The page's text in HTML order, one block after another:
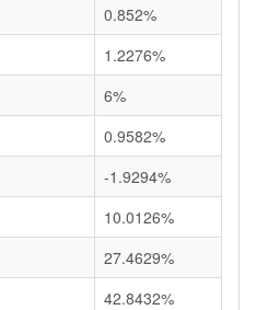
0.852%
1.2276%
6%
0.9582%
-1.9294%
10.0126%
27.4629%
42.8432%